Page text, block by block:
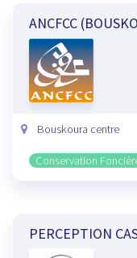
ANCFCC
Bouskoura centre
Conservation
PERCEPTION